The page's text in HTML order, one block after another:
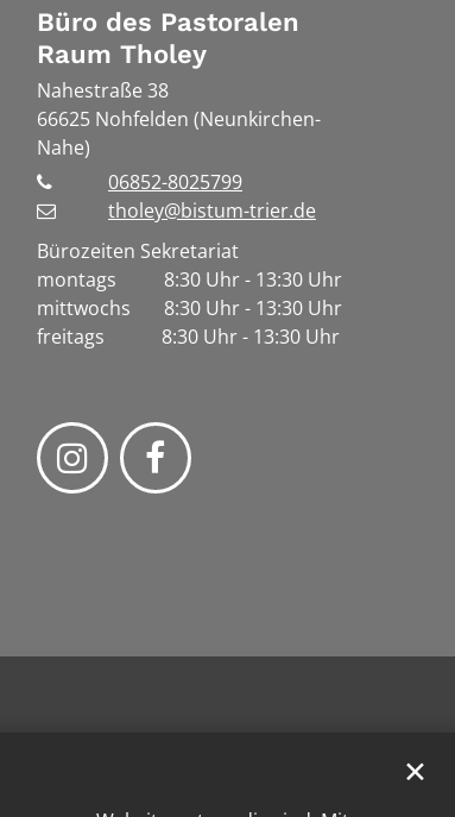
✕
Büro des Pastoralen
Raum Tholey
Nahestraße 38
66625 Nohfelden (Neunkirchen-
Nahe)
06852-8025799
tholey@bistum-trier.de
Bürozeiten Sekretariat
montags 8:30 Uhr - 13:30 Uhr
mittwochs 8:30 Uhr - 13:30 Uhr
freitags 8:30 Uhr - 13:30 Uhr